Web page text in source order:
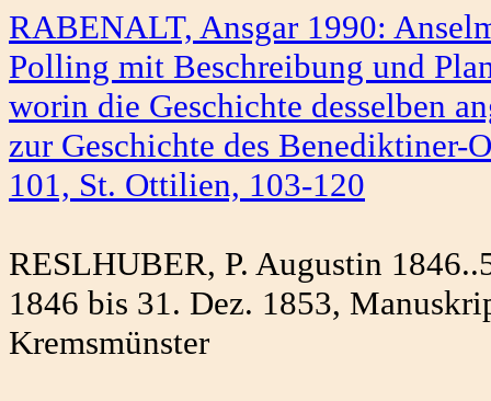
RABENALT, Ansgar 1990:
Polling mit Beschreibung und
worin die Geschichte desselben
zur Geschichte des Benediktiner-
101, St. Ottilien, 103-120
RESLHUBER, P. Augustin
1846 bis 31. Dez. 1853,
Kremsmünster